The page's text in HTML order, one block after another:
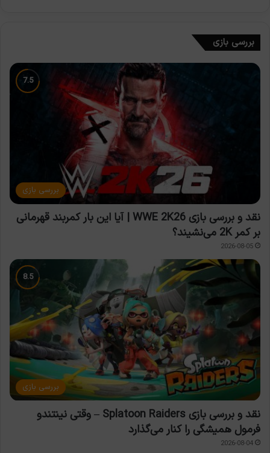
بررسی بازی
بررسی بازی
نقد و بررسی بازی WWE 2K26 | آیا این بار کمربند قهرمانی
بر کمر 2K می‌نشیند؟
2026-08-05
بررسی بازی
نقد و بررسی بازی Splatoon Raiders – وقتی نینتندو
فرمول همیشگی را کنار می‌گذارد
2026-08-04